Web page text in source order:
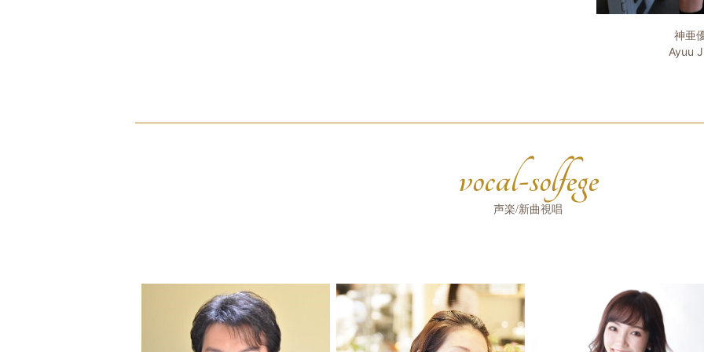
神亜
Ayuu
vocal-solfege
声楽/新曲視唱